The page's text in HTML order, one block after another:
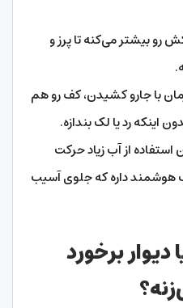
بیشتر می‌کنه تا پرز و
با جارو کشیدن، کف رو هم
اینکه رد یا لک بندازه.
از آب زیاد حرکت
داره که جلوی آسیب
دیوار برخورد